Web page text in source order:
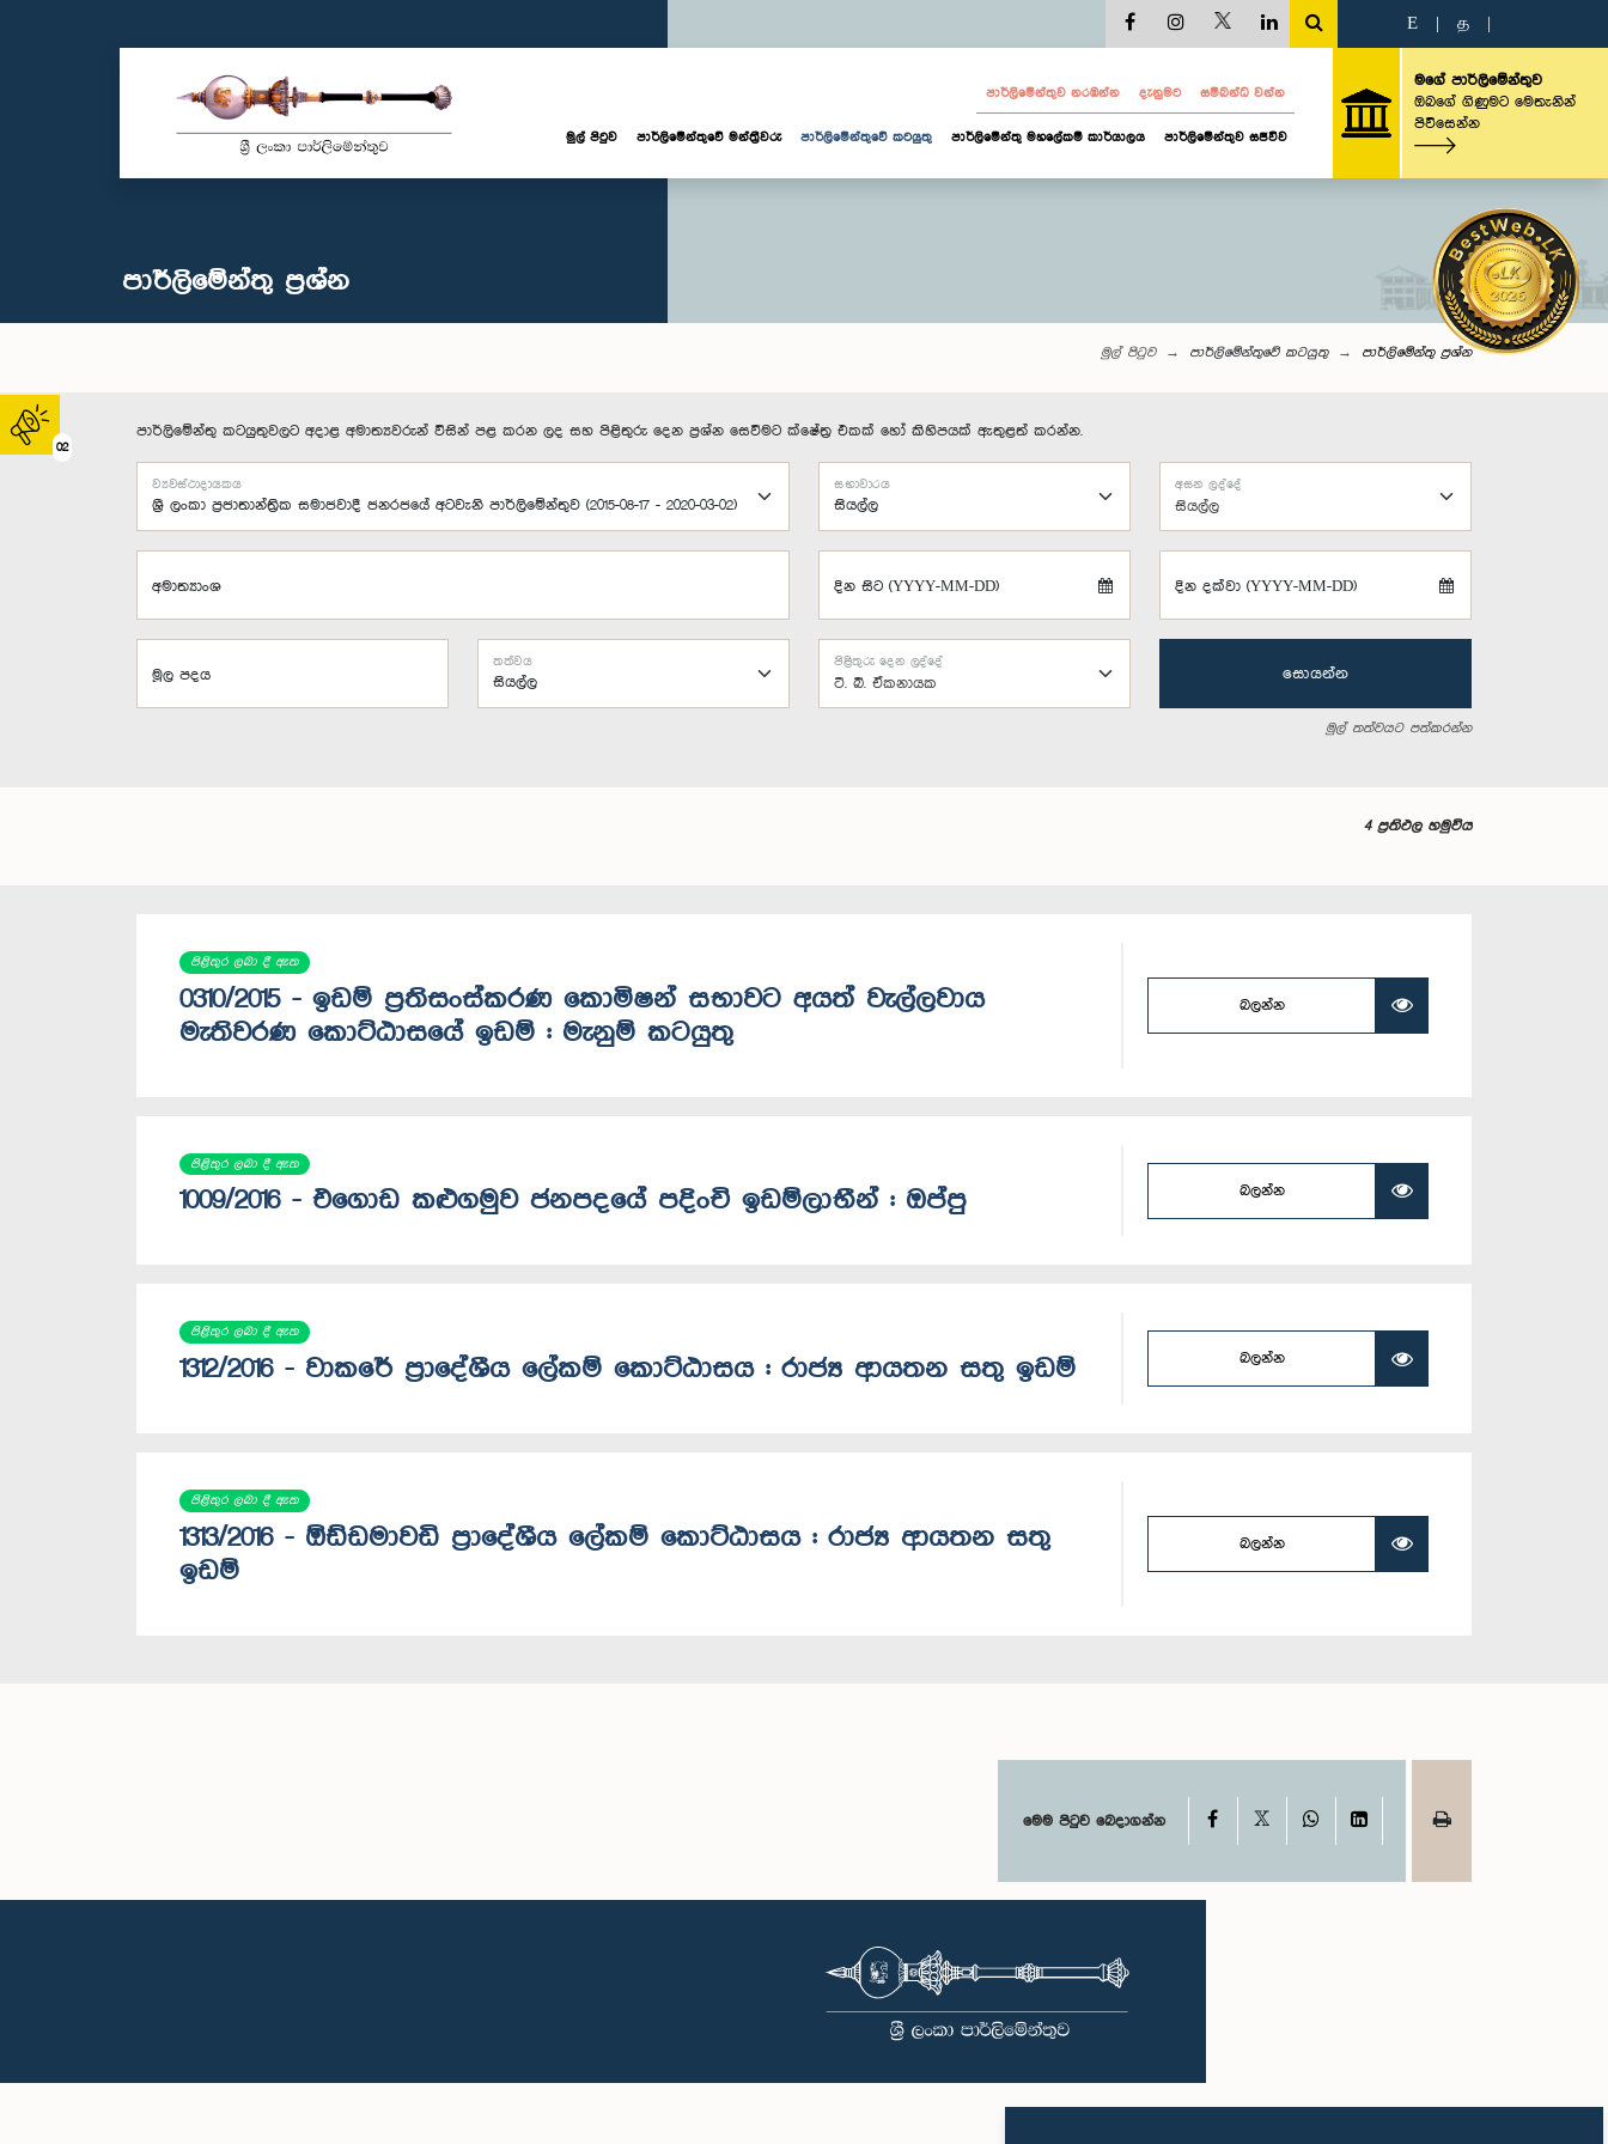
02
E த
පාර්ලි‌මේන්තුව නරඹන්න දැනුමට සම්බන්ධ වන්න
මුල් පිටුව පාර්ලි‌මේන්තුවේ මන්ත්‍රීවරු පාර්ලිමේන්තුවේ කටයුතු පාර්ලිමේන්තු මහලේකම් කාර්යාලය පාර්ලිමේන්තුව සජීවීව
මගේ පාර්ලිමේන්තුව
ඔබගේ ගිණුමට මෙතැනින්
පිවිසෙන්න
පාර්ලි‌මේන්තු‌ ප්‍රශ්න
මුල් පිටුව පාර්ලිමේන්තුවේ කටයුතු පාර්ලි‌මේන්තු‌ ප්‍රශ්න
පාර්ලිමේන්තු කටයුතුවලට අදාළ අමාත්‍යවරුන් විසින් පළ කරන ලද සහ පිළිතුරු දෙන ප්‍රශ්න සෙවීමට ක්ෂේත්‍ර එකක් හෝ කිහිපයක් ඇතුළත් කරන්න.
ව්‍යවස්ථාදායකය සභාවාරය
සියල්ල
අසන ලද්දේ
අමාත්‍යාංශ දින සිට (YYYY-MM-DD) දින දක්වා (YYYY-MM-DD)
මූල පදය
තත්වය
ටී. බී. ඒකනායක
පිළිතුරු දෙන ලද්දේ
සොයන්න
මුල් තත්වයට පත්කරන්න
4 ප්‍රතිඵල හමුවිය
පිළිතුර ලබා දී ඇත
0310/2015 - ඉඩම් ප්‍රතිසංස්කරණ කොමිෂන් සභාවට අයත් වැල්ලවාය
මැතිවරණ කොට්ඨාසයේ ඉඩම් : මැනුම් කටයුතු
බලන්න
පිළිතුර ලබා දී ඇත
1009/2016 - එගොඩ කළුගමුව ජනපදයේ පදිංචි ඉඩම්ලාභීන් : ඔප්පු බලන්න
පිළිතුර ලබා දී ඇත
1312/2016 - වාකරේ ප්‍රාදේශීය ලේකම් කොට්ඨාසය : රාජ්‍ය ආයතන සතු ඉඩම් බලන්න
පිළිතුර ලබා දී ඇත
1313/2016 - ඕඩ්ඩමාවඩි ප්‍රාදේශීය ලේකම් කොට්ඨාසය : රාජ්‍ය ආයතන සතු
ඉඩම්
බලන්න
මෙම පිටුව බෙදාගන්න Facebook WhatsAppLinkedIn